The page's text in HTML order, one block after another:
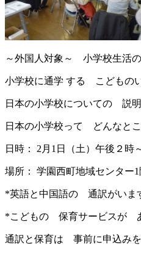
～外国人対象～ 小学校生活
小学校に通学 する こども
日本の小学校についての 説
日本の小学校って どんなと
日時： 2月1日（土）午後２時
場所： 学園西町地域センタ
*英語と中国語の 通訳がいま
*こどもの 保育サービスが
通訳と保育は 事前に申込み